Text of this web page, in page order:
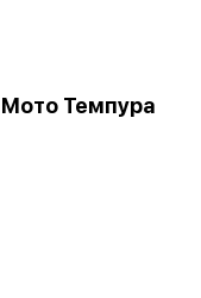
Мото Темпура